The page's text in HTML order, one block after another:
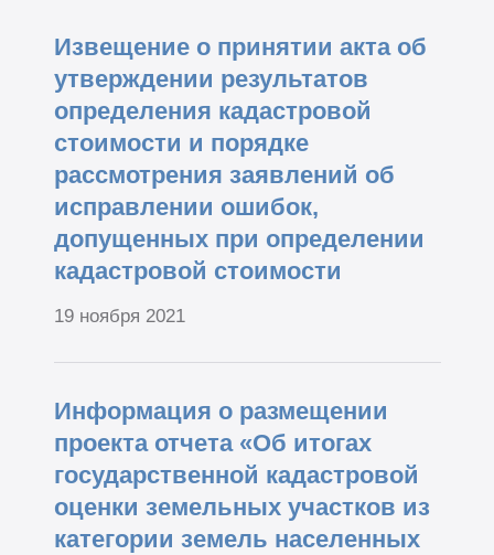
Извещение о принятии акта об
утверждении результатов
определения кадастровой
стоимости и порядке
рассмотрения заявлений об
исправлении ошибок,
допущенных при определении
кадастровой стоимости
19 ноября 2021
Информация о размещении
проекта отчета «Об итогах
государственной кадастровой
оценки земельных участков из
категории земель населенных